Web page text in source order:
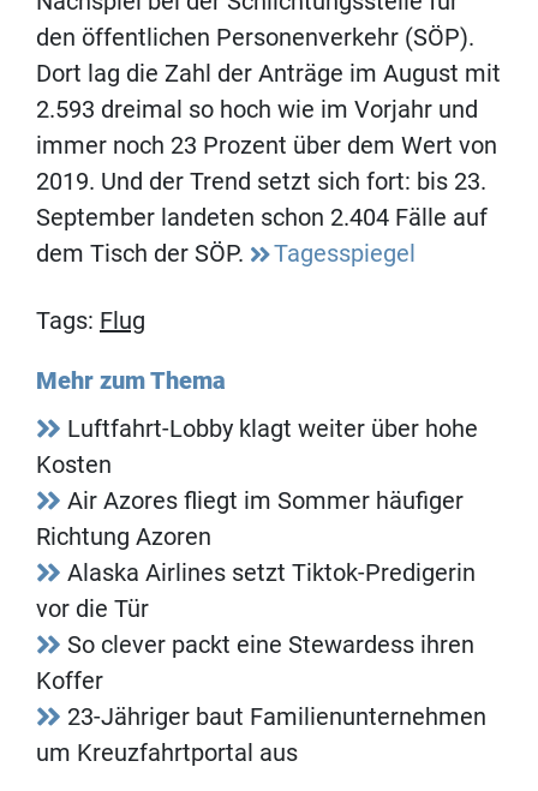
den öffentlichen Personenverkehr (SÖP).
Dort lag die Zahl der Anträge im August mit
2.593 dreimal so hoch wie im Vorjahr und
immer noch 23 Prozent über dem Wert von
2019. Und der Trend setzt sich fort: bis 23.
September landeten schon 2.404 Fälle auf
dem Tisch der SÖP.
Tagesspiegel
Tags: Flug
Mehr zum Thema
Luftfahrt-Lobby klagt weiter über hohe
Kosten
Air Azores fliegt im Sommer häufiger
Richtung Azoren
Alaska Airlines setzt Tiktok-Predigerin
vor die Tür
So clever packt eine Stewardess ihren
Koffer
23-Jähriger baut Familienunternehmen
um Kreuzfahrtportal aus